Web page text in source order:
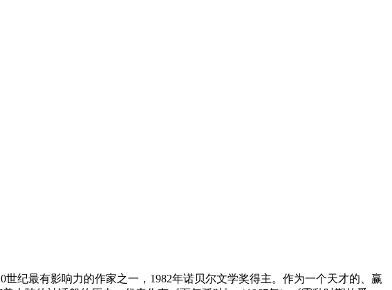
纪最有影响力的作家之一，1982年诺贝尔文学奖得主。作为一个天才的、赢